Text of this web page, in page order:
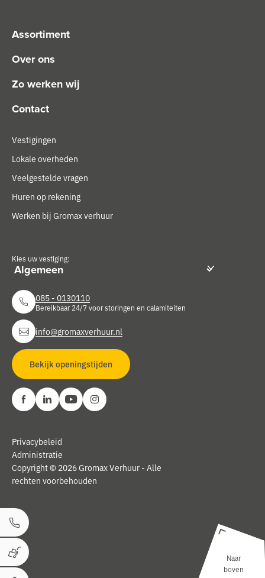
Bel ons
Winkelwagen
Assortiment
Over ons
Zo werken wij
Contact
Vestigingen
Lokale overheden
Veelgestelde vragen
Huren op rekening
Werken bij Gromax verhuur
Kies uw vestiging:
085 - 0130110
Bereikbaar 24/7 voor storingen en calamiteiten
info@gromaxverhuur.nl
Bekijk openingstijden
Copyright © 2026 Gromax Verhuur - Alle
rechten voorbehouden
Privacybeleid
Administratie
Naar
boven